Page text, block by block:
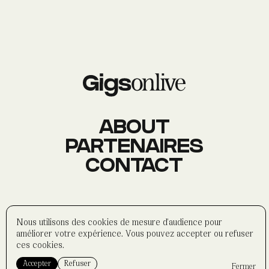
À PROPOS
CONTACT
Formulaire Partenaires
ABOUT
PARTENAIRES
CONTACT
Politique de confidentialité
Mentions légales
Nous utilisons des cookies de mesure d'audience pour
améliorer votre expérience. Vous pouvez accepter ou refuser
ces cookies.
Accepter Refuser Fermer